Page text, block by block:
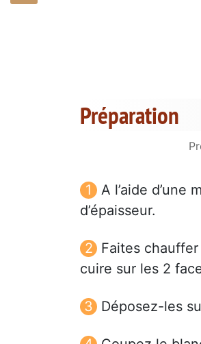
Préparation
A l’aide
d’épaisseur.
Faites
cuire sur les 2
Déposez-les